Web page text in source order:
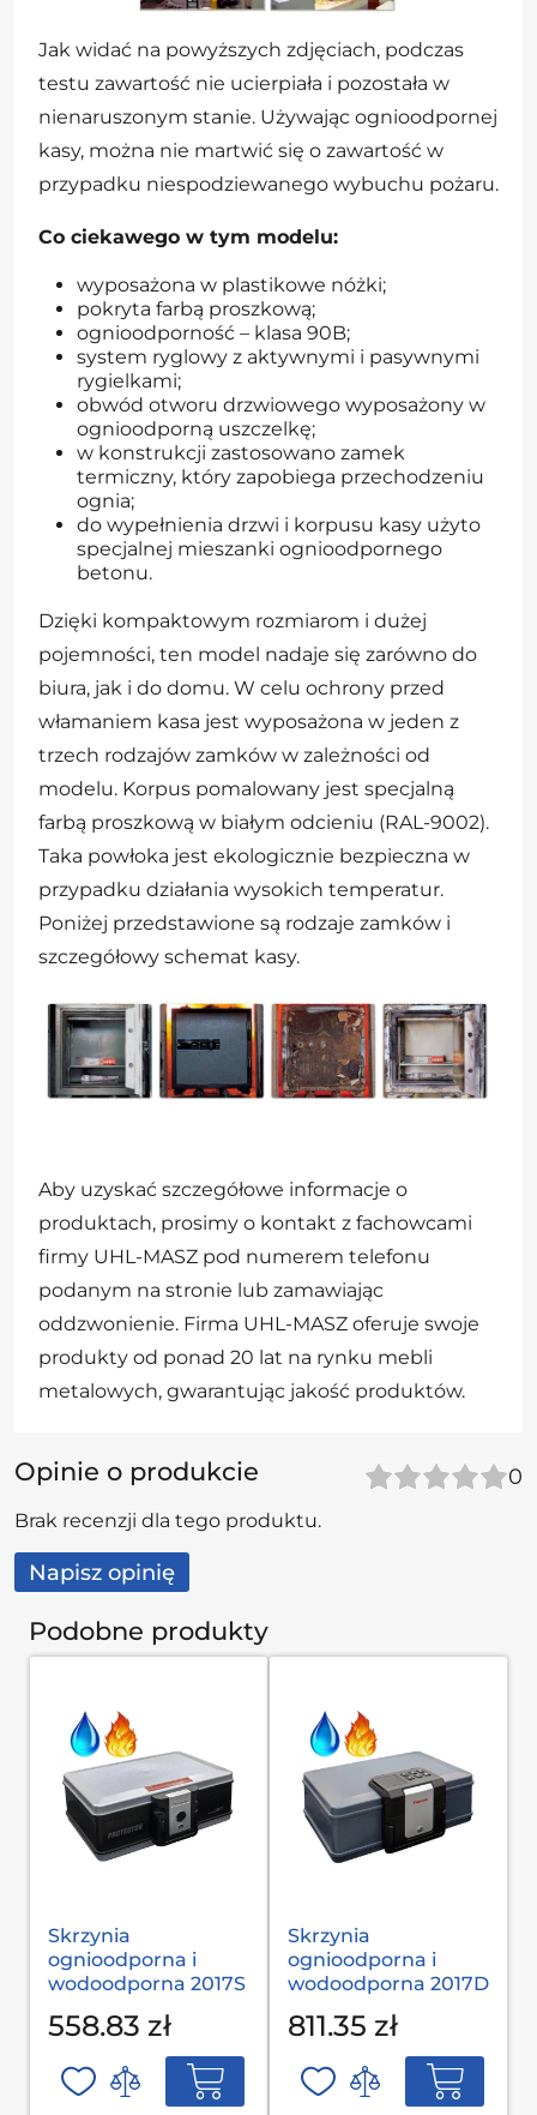
Jak widać na powyższych zdjęciach, podczas
testu zawartość nie ucierpiała i pozostała w
nienaruszonym stanie. Używając ognioodpornej
kasy, można nie martwić się o zawartość w
przypadku niespodziewanego wybuchu pożaru.
Co ciekawego w tym modelu:
wyposażona w plastikowe nóżki;
pokryta farbą proszkową;
ognioodporność – klasa 90B;
system ryglowy z aktywnymi i pasywnymi
rygielkami;
obwód otworu drzwiowego wyposażony w
ognioodporną uszczelkę;
w konstrukcji zastosowano zamek
termiczny, który zapobiega przechodzeniu
ognia;
do wypełnienia drzwi i korpusu kasy użyto
specjalnej mieszanki ognioodpornego
betonu.
Dzięki kompaktowym rozmiarom i dużej
pojemności, ten model nadaje się zarówno do
biura, jak i do domu. W celu ochrony przed
włamaniem kasa jest wyposażona w jeden z
trzech rodzajów zamków w zależności od
modelu. Korpus pomalowany jest specjalną
farbą proszkową w białym odcieniu (RAL-9002).
Taka powłoka jest ekologicznie bezpieczna w
przypadku działania wysokich temperatur.
Poniżej przedstawione są rodzaje zamków i
szczegółowy schemat kasy.
Aby uzyskać szczegółowe informacje o
produktach, prosimy o kontakt z fachowcami
firmy UHL-MASZ pod numerem telefonu
podanym na stronie lub zamawiając
oddzwonienie. Firma UHL-MASZ oferuje swoje
produkty od ponad 20 lat na rynku mebli
metalowych, gwarantując jakość produktów.
Opinie o produkcie 0
Brak recenzji dla tego produktu.
Napisz opinię
Podobne produkty
Skrzynia
ognioodporna i
wodoodporna 2017S
558.83 zł
Skrzynia
ognioodporna i
wodoodporna 2017D
811.35 zł